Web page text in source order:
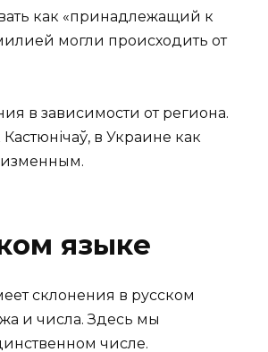
как «принадлежащий к
могли происходить от
в зависимости от региона.
в Украине как
языке
склонения в русском
и числа. Здесь мы
числе.